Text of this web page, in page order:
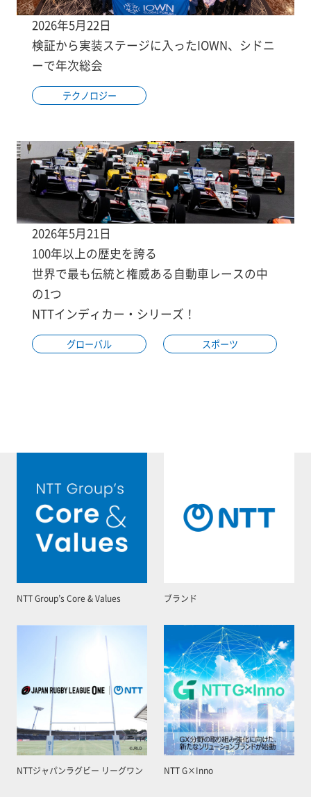
2026年5月22日
検証から実装ステージに入ったIOWN、シドニ
ーで年次総会
テクノロジー
2026年5月21日
100年以上の歴史を誇る
世界で最も伝統と権威ある自動車レースの中
の1つ
NTTインディカー・シリーズ！
グローバル スポーツ
NTT Group’s Core & Values ブランド
NTTジャパンラグビー リーグワン NTT G×Inno